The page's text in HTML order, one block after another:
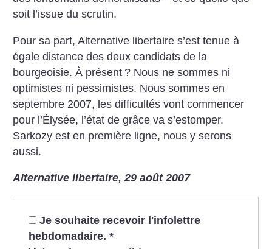
soit l’issue du scrutin.
Pour sa part, Alternative libertaire s’est tenue à
égale distance des deux candidats de la
bourgeoisie. À présent ? Nous ne sommes ni
optimistes ni pessimistes. Nous sommes en
septembre 2007, les difficultés vont commencer
pour l’Élysée, l’état de grâce va s’estomper.
Sarkozy est en première ligne, nous y serons
aussi.
Alternative libertaire, 29 août 2007
Je souhaite recevoir l'infolettre
hebdomadaire. *